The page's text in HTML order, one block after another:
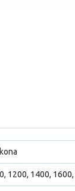
1200, 1400,